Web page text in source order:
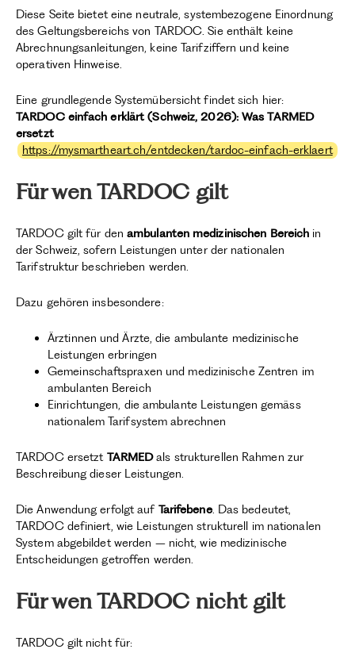
Diese Seite bietet eine neutrale, systembezogene Einordnung
des Geltungsbereichs von TARDOC. Sie enthält keine
Abrechnungsanleitungen, keine Tarifziffern und keine
operativen Hinweise.
Eine grundlegende Systemübersicht findet sich hier:
TARDOC einfach erklärt (Schweiz, 2026): Was TARMED
ersetzt
https://mysmartheart.ch/entdecken/tardoc-einfach-erklaert
Für wen TARDOC gilt
TARDOC gilt für den ambulanten medizinischen Bereich in
der Schweiz, sofern Leistungen unter der nationalen
Tarifstruktur beschrieben werden.
Dazu gehören insbesondere:
Ärztinnen und Ärzte, die ambulante medizinische
Leistungen erbringen
Gemeinschaftspraxen und medizinische Zentren im
ambulanten Bereich
Einrichtungen, die ambulante Leistungen gemäss
nationalem Tarifsystem abrechnen
TARDOC ersetzt TARMEDals strukturellen Rahmen zur
Beschreibung dieser Leistungen.
Die Anwendung erfolgt auf Tarifebene. Das bedeutet,
TARDOC definiert, wie Leistungen strukturell im nationalen
System abgebildet werden – nicht, wie medizinische
Entscheidungen getroffen werden.
Für wen TARDOC nicht gilt
TARDOC gilt nicht für: